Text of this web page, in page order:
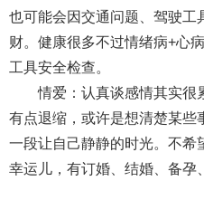
也可能会因交通问题、驾驶工
财。健康很多不过情绪病+心
工具安全检查。
情爱：认真谈感情其实很累
有点退缩，或许是想清楚某些
一段让自己静静的时光。不希
幸运儿，有订婚、结婚、备孕